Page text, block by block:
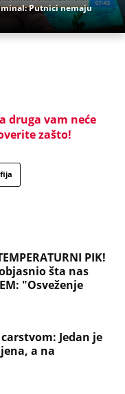
Putnici nemaju
druga vam neće
zašto!
PIK!
šta nas
"Osveženje
Jedan je
a na